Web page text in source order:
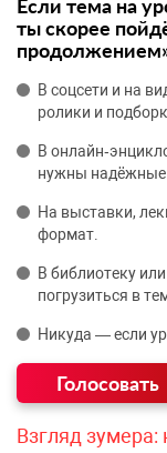
Если тема на
ты скорее
В соцсети и на
ролики и
В
нужны надёжные
На выставки,
формат.
В библиотеку
погрузиться в
Никуда — если
Взгляд